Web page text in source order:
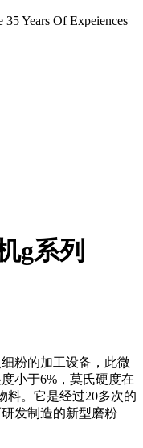
35 Years Of Expeiences
g系列
粉的加工设备，此微
小于6%，莫氏硬度在
料。它是经过20多次的
发制造的新型磨粉